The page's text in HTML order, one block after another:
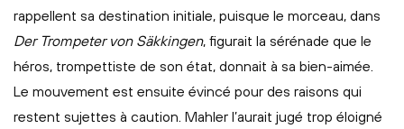
rappellent sa destination initiale, puisque le morceau, dans
Der Trompeter von Säkkingen, figurait la sérénade que le
héros, trompettiste de son état, donnait à sa bien-aimée.
Le mouvement est ensuite évincé pour des raisons qui
restent sujettes à caution. Mahler l’aurait jugé trop éloigné